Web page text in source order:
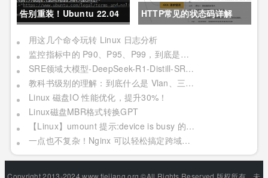
告别重装！Ubuntu 22.04
直升24.04教程，零数据丢
失的终极方案
HTTP常见的状态码详解
用这几个命令玩转 Linux 日志分析
监控指标中的 P90、P95、P99，到底是个啥？
SRE领域大模型-DeepSeek-R1-Distill-SRE-Qwen-32B-INT8
教科书级别的理解：到底什么是 Vlan、三层交换机、网关与DNS？
Linux 磁盘IO 性能优化，提升30%！
Linux磁盘MBR格式转换GPT
【Linux】umount 提示:device is busy 的处理方法(In some cases useful info about processes that use )
一点也不复杂！Nginx 可以轻松搞定跨域问题？妥妥加薪！
Copyright 2013-2024 www.tiejiang.org ©All Rights Reserved.版权所有，未